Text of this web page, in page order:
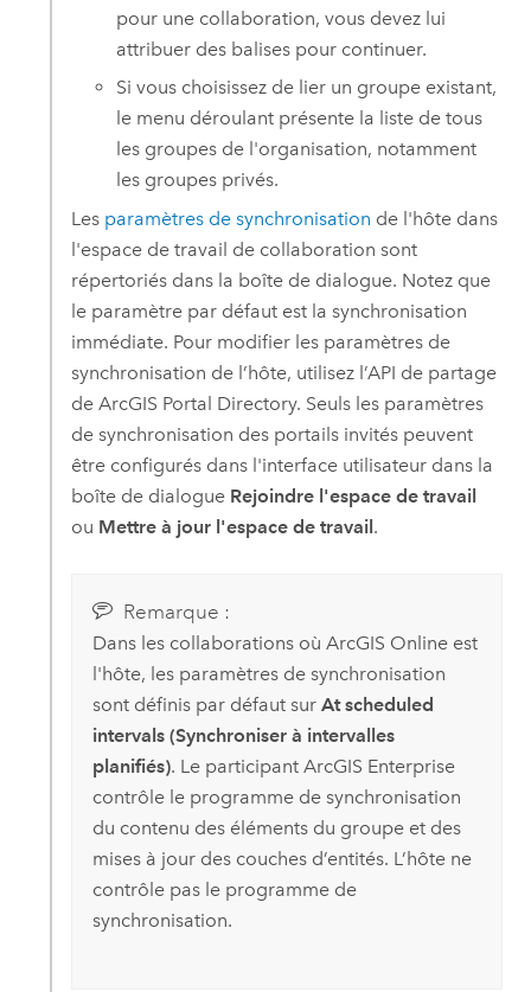
pour une collaboration, vous devez lui
attribuer des balises pour continuer.
Si vous choisissez de lier un groupe existant,
le menu déroulant présente la liste de tous
les groupes de l'organisation, notamment
les groupes privés.
Les paramètres de synchronisation de l'hôte dans
l'espace de travail de collaboration sont
répertoriés dans la boîte de dialogue. Notez que
le paramètre par défaut est la synchronisation
immédiate. Pour modifier les paramètres de
synchronisation de l’hôte, utilisez l’API de partage
de ArcGIS Portal Directory. Seuls les paramètres
de synchronisation des portails invités peuvent
être configurés dans l'interface utilisateur dans la
boîte de dialogue Rejoindre l'espace de travail
ou Mettre à jour l'espace de travail.
Remarque :
Dans les collaborations où ArcGIS Onlineest
l'hôte, les paramètres de synchronisation
sont définis par défaut sur At scheduled
intervals (Synchroniser à intervalles
planifiés). Le participant ArcGIS Enterprise
contrôle le programme de synchronisation
du contenu des éléments du groupe et des
mises à jour des couches d’entités. L’hôte ne
contrôle pas le programme de
synchronisation.